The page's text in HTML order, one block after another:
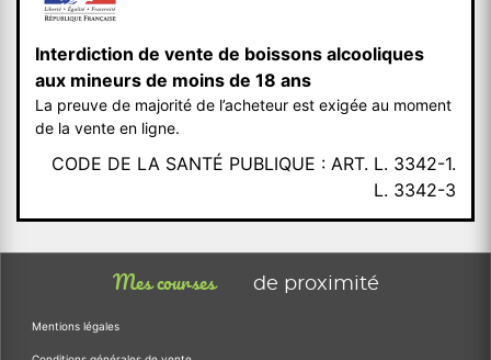
Interdiction de vente de boissons alcooliques
aux mineurs de moins de 18 ans
La preuve de majorité de l’acheteur est exigée au moment
de la vente en ligne.
CODE DE LA SANTÉ PUBLIQUE : ART. L. 3342-1.
L. 3342-3
Mes courses de proximité
Mentions légales